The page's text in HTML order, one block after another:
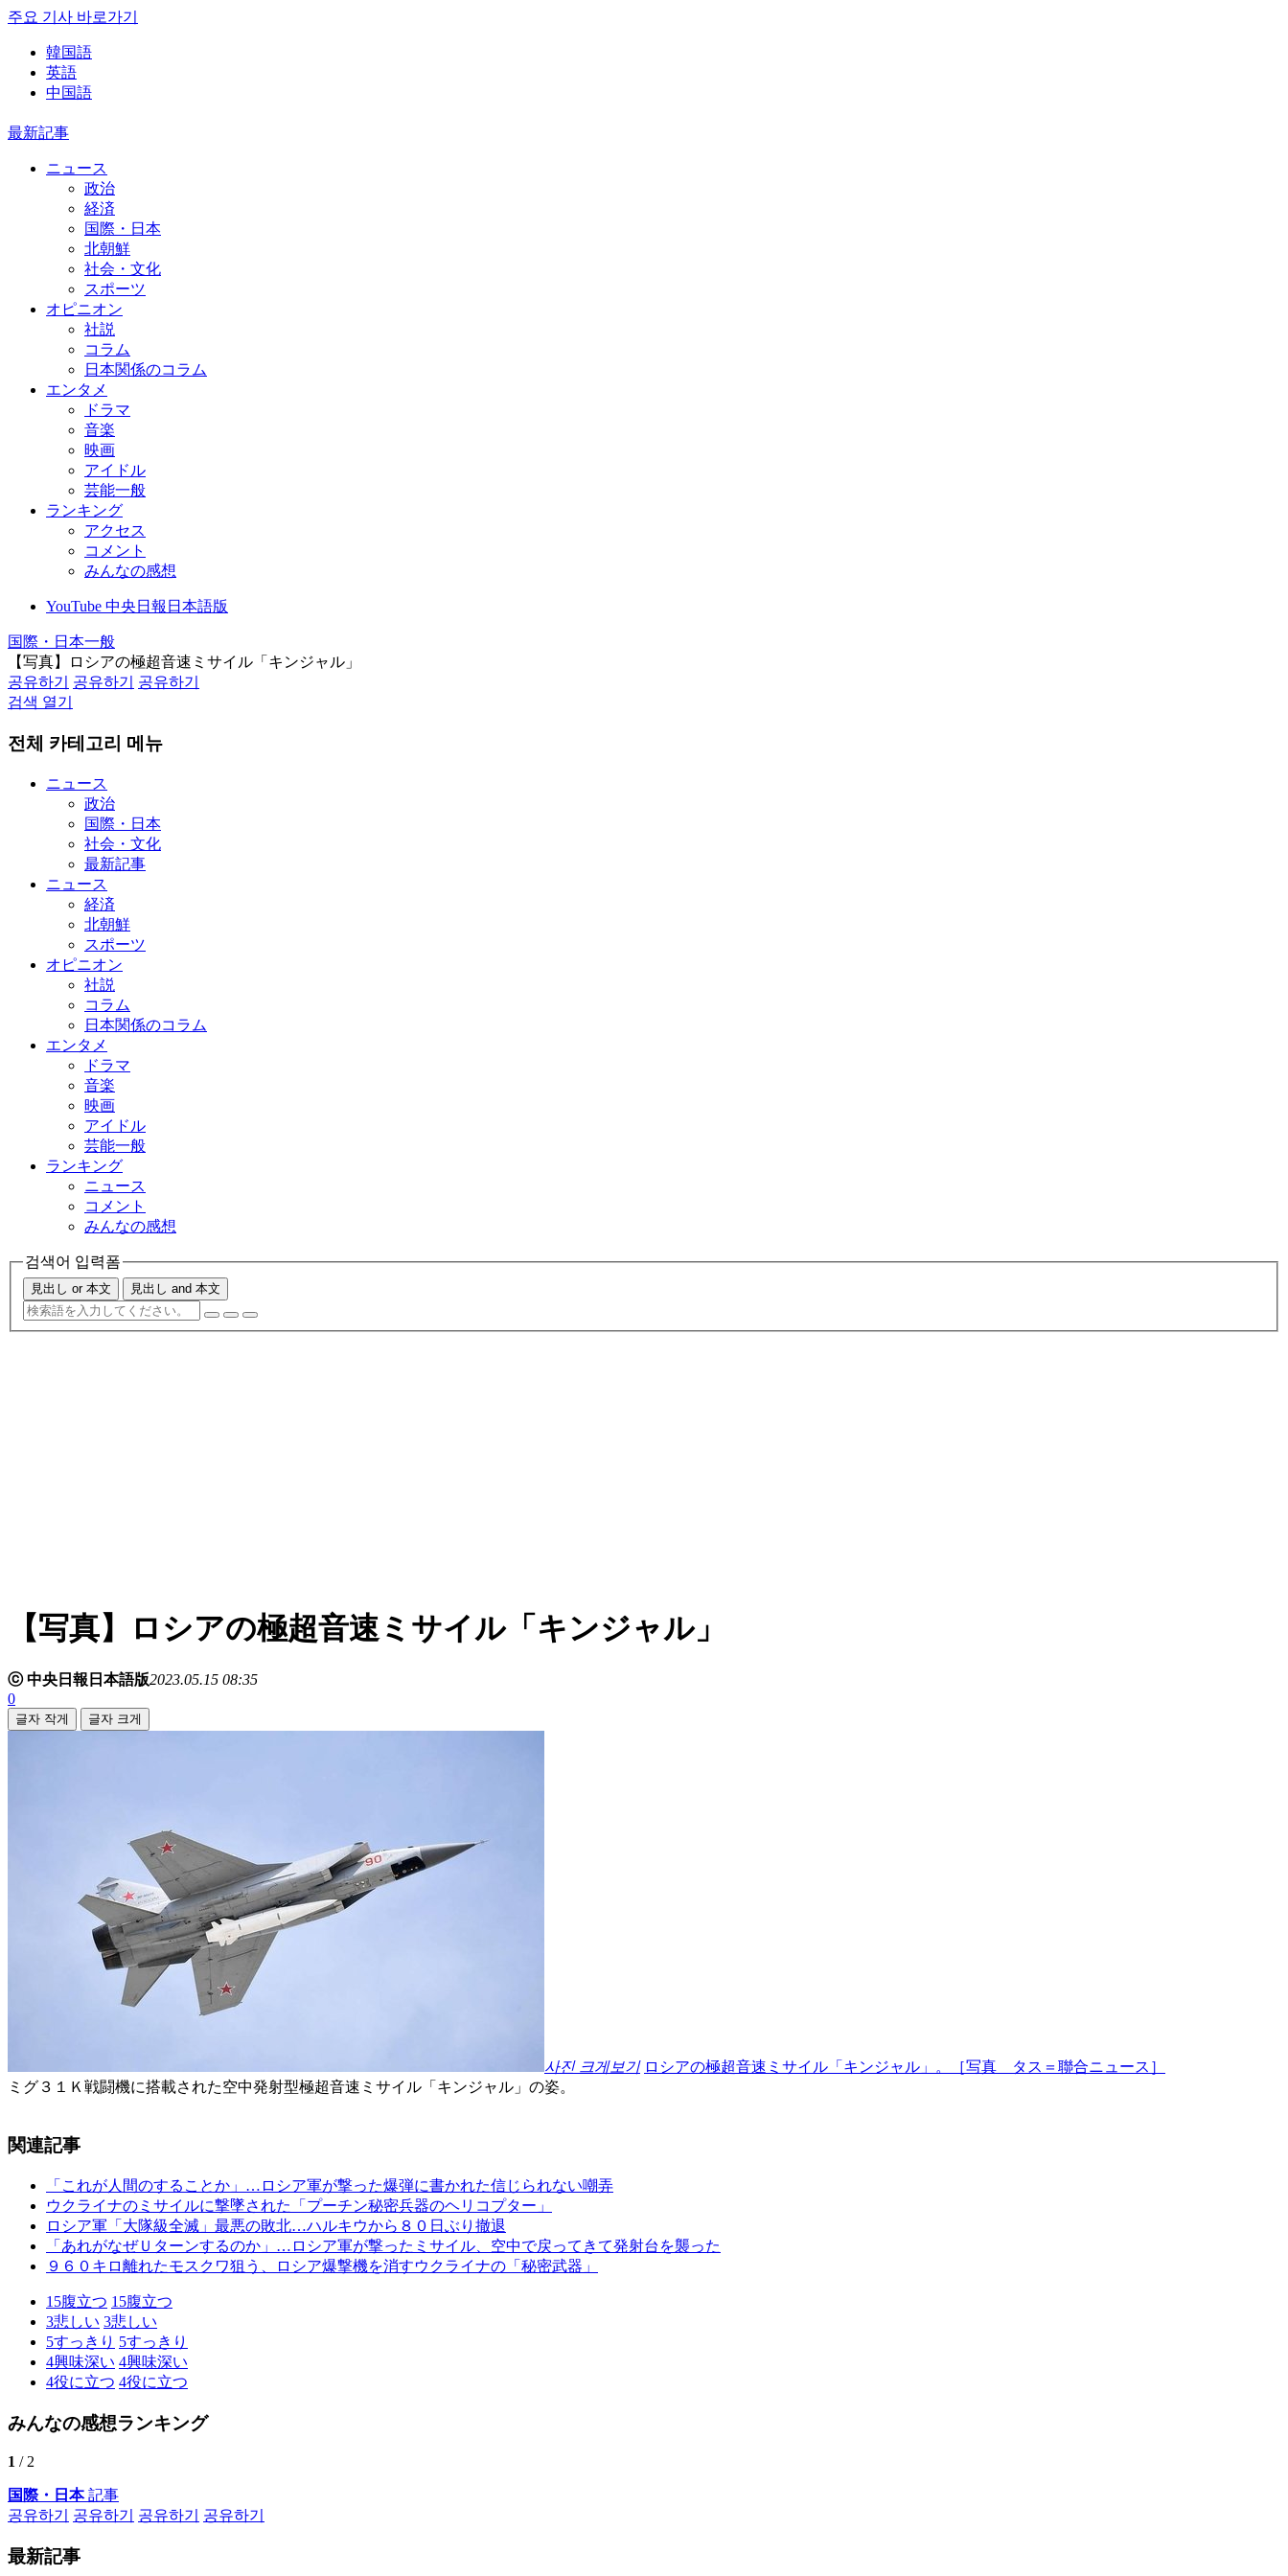
주요 기사 바로가기
韓国語
英語
中国語
最新記事
ニュース
政治
経済
国際・日本
北朝鮮
社会・文化
スポーツ
オピニオン
社説
コラム
日本関係のコラム
エンタメ
ドラマ
音楽
映画
アイドル
芸能一般
ランキング
アクセス
コメント
みんなの感想
YouTube 中央日報日本語版
国際・日本一般
【写真】ロシアの極超音速ミサイル「キンジャル」
공유하기
공유하기
공유하기
검색 열기
전체 카테고리 메뉴
ニュース
政治
国際・日本
社会・文化
最新記事
ニュース
経済
北朝鮮
スポーツ
オピニオン
社説
コラム
日本関係のコラム
エンタメ
ドラマ
音楽
映画
アイドル
芸能一般
ランキング
ニュース
コメント
みんなの感想
검색어 입력폼
見出し or 本文 見出し and 本文
【写真】ロシアの極超音速ミサイル「キンジャル」
ⓒ 中央日報日本語版2023.05.15 08:35
0
글자 작게 글자 크게
사진 크게보기 ロシアの極超音速ミサイル「キンジャル」。［写真 タス＝聯合ニュース］
ミグ３１Ｋ戦闘機に搭載された空中発射型極超音速ミサイル「キンジャル」の姿。
関連記事
「これが人間のすることか」…ロシア軍が撃った爆弾に書かれた信じられない嘲弄
ウクライナのミサイルに撃墜された「プーチン秘密兵器のヘリコプター」
ロシア軍「大隊級全滅」最悪の敗北…ハルキウから８０日ぶり撤退
「あれがなぜＵターンするのか」…ロシア軍が撃ったミサイル、空中で戻ってきて発射台を襲った
９６０キロ離れたモスクワ狙う、ロシア爆撃機を消すウクライナの「秘密武器」
15腹立つ 15腹立つ
3悲しい 3悲しい
5すっきり 5すっきり
4興味深い 4興味深い
4役に立つ 4役に立つ
みんなの感想ランキング
1 / 2
国際・日本記事
공유하기
공유하기 공유하기 공유하기
最新記事